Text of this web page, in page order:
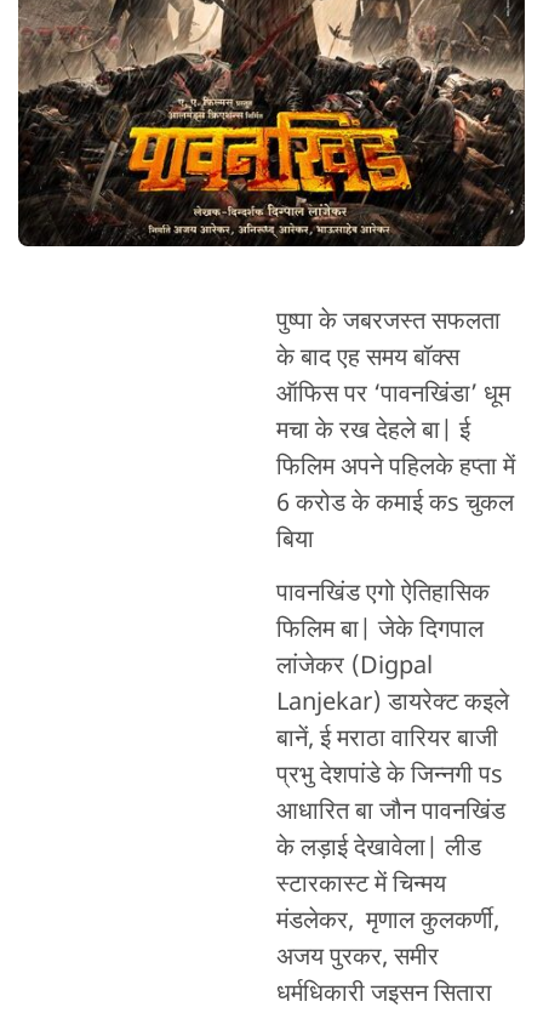
पुष्पा के जबरजस्त सफलता
के बाद एह समय बॉक्स
ऑफिस पर ‘पावनखिंडा’ धूम
मचा के रख देहले बा| ई
फिलिम अपने पहिलके हप्ता में
6 करोड के कमाई कs चुकल
बिया
पावनखिंड एगो ऐतिहासिक
फिलिम बा| जेके दिगपाल
लांजेकर (Digpal
Lanjekar) डायरेक्ट कइले
बानें, ई मराठा वारियर बाजी
प्रभु देशपांडे के जिन्नगी पs
आधारित बा जौन पावनखिंड
के लड़ाई देखावेला| लीड
स्टारकास्ट में चिन्मय
मंडलेकर, मृणाल कुलकर्णी,
अजय पुरकर, समीर
धर्मधिकारी जइसन सितारा